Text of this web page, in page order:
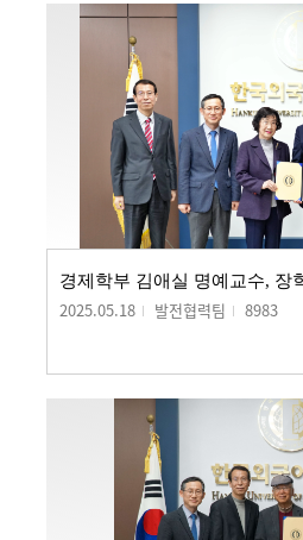
2025.05.18 발전협력팀 8983